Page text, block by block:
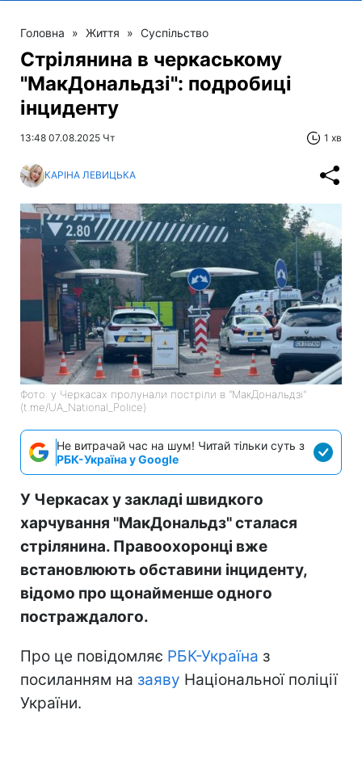
Головна » Життя » Суспільство
Стрілянина в черкаському
"МакДональдзі": подробиці
інциденту
13:48 07.08.2025 Чт 1 хв
КАРІНА ЛЕВИЦЬКА
Фото: у Черкасах пролунали постріли в "МакДональдзі"
(t.me/UA_National_Police)
Не витрачай час на шум! Читай тільки суть з
РБК-Україна у Google
У Черкасах у закладі швидкого
харчування "МакДональдз" сталася
стрілянина. Правоохоронці вже
встановлюють обставини інциденту,
відомо про щонайменше одного
постраждалого.
Про це повідомляє РБК-Україна з
посиланням на заяву Національної поліції
України.